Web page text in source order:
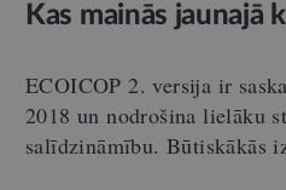
Kas mainās jaunajā
ECOICOP 2. versija ir
2018 un nodrošina lielāku
salīdzināmību. Būtiskākās